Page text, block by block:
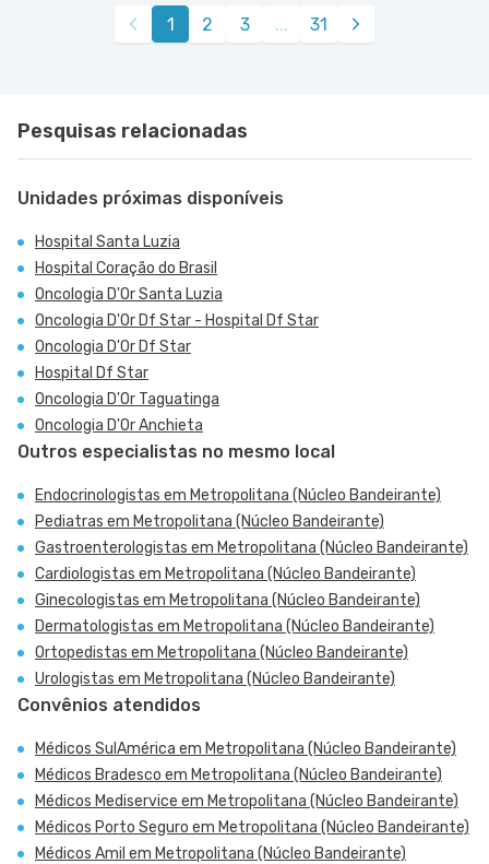
1 2 3 ... 31
Pesquisas relacionadas
Unidades próximas disponíveis
Hospital Santa Luzia
Hospital Coração do Brasil
Oncologia D'Or Santa Luzia
Oncologia D'Or Df Star - Hospital Df Star
Oncologia D'Or Df Star
Hospital Df Star
Oncologia D'Or Taguatinga
Oncologia D'Or Anchieta
Outros especialistas no mesmo local
Endocrinologistas em Metropolitana (Núcleo Bandeirante)
Pediatras em Metropolitana (Núcleo Bandeirante)
Gastroenterologistas em Metropolitana (Núcleo Bandeirante)
Cardiologistas em Metropolitana (Núcleo Bandeirante)
Ginecologistas em Metropolitana (Núcleo Bandeirante)
Dermatologistas em Metropolitana (Núcleo Bandeirante)
Ortopedistas em Metropolitana (Núcleo Bandeirante)
Urologistas em Metropolitana (Núcleo Bandeirante)
Convênios atendidos
Médicos SulAmérica em Metropolitana (Núcleo Bandeirante)
Médicos Bradesco em Metropolitana (Núcleo Bandeirante)
Médicos Mediservice em Metropolitana (Núcleo Bandeirante)
Médicos Porto Seguro em Metropolitana (Núcleo Bandeirante)
Médicos Amil em Metropolitana (Núcleo Bandeirante)